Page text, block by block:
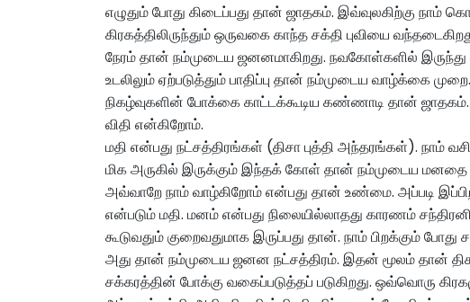
எழுதும் போது கிடைப்பது தான் ஜாதகம். இவ்வுலகிற்கு
கிரகத்திலிருந்தும் ஒருவகை காந்த சக்தி புவியை
நேரம் தான் நம்முடைய ஜனனமாகிறது. நவகோள்களில்
உடலிலும் ஏற்படுத்தும் பாதிப்பு தான் நம்முடைய வாழ்க்கை
நிகழ்வுகளின் போக்கை காட்டக்கூடிய கண்ணாடி தான்
விதி என்கிறோம்.
மதி என்பது நட்சத்திரங்கள் (திசா புத்தி அந்தரங்கள்). நாம்
மிக அருகில் இருக்கும் இந்தக் கோள் தான் நம்முடைய
அவ்வாறே நாம் வாழ்கிறோம் என்பது தான் உண்மை. அப்படி
என்படும் மதி. மனம் என்பது நிலையில்லாதது காரணம்
கூடுவதும் குறைவதுமாக இருப்பது தான். நாம் பிறக்கும்
அது தான் நம்முடைய ஜனன நட்சத்திரம். இதன் மூலம் தான்
சக்கரத்தின் போக்கு வகைப்படுத்தப் படுகிறது. ஒவ்வொரு